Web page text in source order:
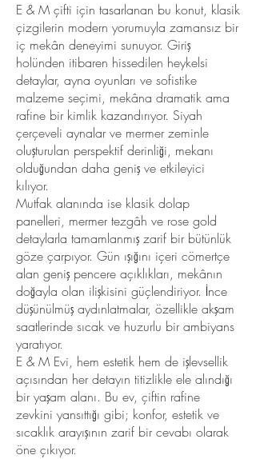
E & M çifti için tasarlanan bu konut, klasik
çizgilerin modern yorumuyla zamansız bir
iç mekân deneyimi sunuyor. Giriş
holünden itibaren hissedilen heykelsi
detaylar, ayna oyunları ve sofistike
malzeme seçimi, mekâna dramatik ama
rafine bir kimlik kazandırıyor. Siyah
çerçeveli aynalar ve mermer zeminle
oluşturulan perspektif derinliği, mekanı
olduğundan daha geniş ve etkileyici
kılıyor.
Mutfak alanında ise klasik dolap
panelleri, mermer tezgâh ve rose gold
detaylarla tamamlanmış zarif bir bütünlük
göze çarpıyor. Gün ışığını içeri cömertçe
alan geniş pencere açıklıkları, mekânın
doğayla olan ilişkisini güçlendiriyor. İnce
düşünülmüş aydınlatmalar, özellikle akşam
saatlerinde sıcak ve huzurlu bir ambiyans
yaratıyor.
E & M Evi, hem estetik hem de işlevsellik
açısından her detayın titizlikle ele alındığı
bir yaşam alanı. Bu ev, çiftin rafine
zevkini yansıttığı gibi; konfor, estetik ve
sıcaklık arayışının zarif bir cevabı olarak
öne çıkıyor.